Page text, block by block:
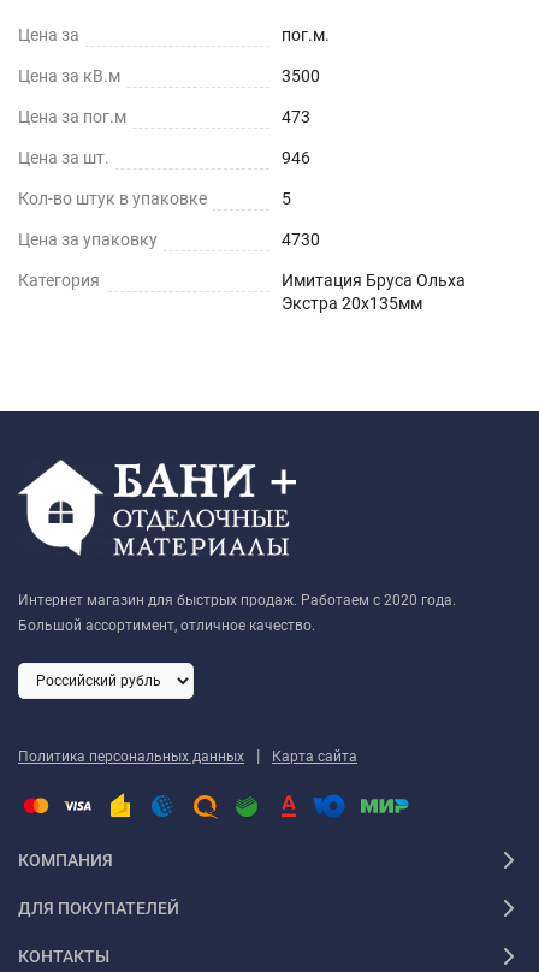
Цена за пог.м.
Цена за кВ.м 3500
Цена за пог.м 473
Цена за шт. 946
Кол-во штук в упаковке 5
Цена за упаковку 4730
Категория
Имитация Бруса Ольха
Экстра 20х135мм
Интернет магазин для быстрых продаж. Работаем с 2020 года.
Большой ассортимент, отличное качество.
Политика персональных данных | Карта сайта
КОМПАНИЯ
ДЛЯ ПОКУПАТЕЛЕЙ
КОНТАКТЫ